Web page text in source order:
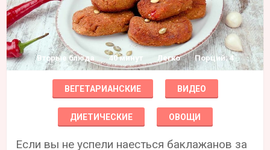
Вторые блюда 40 минут Легко Порций: 4
ВЕГЕТАРИАНСКИЕ ВИДЕО
ДИЕТИЧЕСКИЕ ОВОЩИ
Если вы не успели наесться баклажанов за